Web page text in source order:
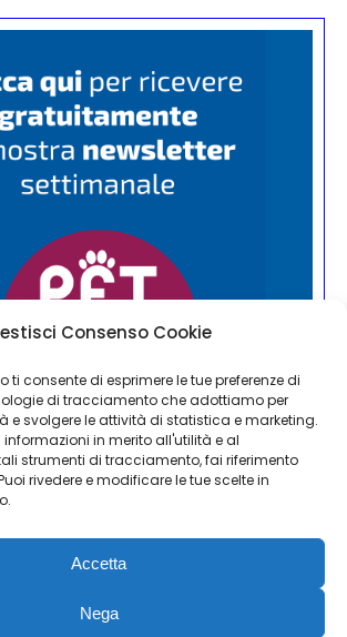
Consenso Cookie
ti consente di esprimere le tue preferenze di
di tracciamento che adottiamo per
e svolgere le attività di statistica e marketing.
informazioni in merito all'utilità e al
strumenti di tracciamento, fai riferimento
rivedere e modificare le tue scelte in
Accetta
Nega